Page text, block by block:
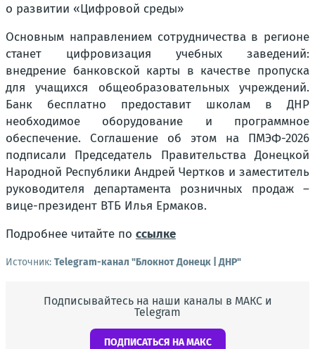
о развитии «Цифровой среды»
Основным направлением сотрудничества в регионе
станет цифровизация учебных заведений:
внедрение банковской карты в качестве пропуска
для учащихся общеобразовательных учреждений.
Банк бесплатно предоставит школам в ДНР
необходимое оборудование и программное
обеспечение. Соглашение об этом на ПМЭФ-2026
подписали Председатель Правительства Донецкой
Народной Республики Андрей Чертков и заместитель
руководителя департамента розничных продаж –
вице-президент ВТБ Илья Ермаков.
Подробнее читайте по ссылке
Источник: Telegram-канал "Блокнот Донецк | ДНР"
Подписывайтесь на наши каналы в МАКС и
Telegram
ПОДПИСАТЬСЯ НА МАКС